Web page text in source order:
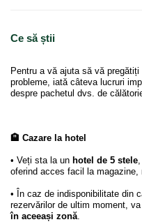
Ce să știi
Pentru a vă ajuta să vă
probleme, iată câteva lucruri
despre pachetul dvs. de
🏨 Cazare la hotel
• Veți sta la un hotel de 5 stele
oferind acces facil la
• În caz de indisponibilitate din
rezervărilor de ultim moment,
în aceeași zonă.